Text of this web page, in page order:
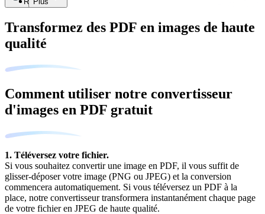
Transformez des PDF en images de haute
qualité
Comment utiliser notre convertisseur
d'images en PDF gratuit
1. Téléversez votre fichier.
Si vous souhaitez convertir une image en PDF, il vous suffit de
glisser-déposer votre image (PNG ou JPEG) et la conversion
commencera automatiquement. Si vous téléversez un PDF à la
place, notre convertisseur transformera instantanément chaque page
de votre fichier en JPEG de haute qualité.